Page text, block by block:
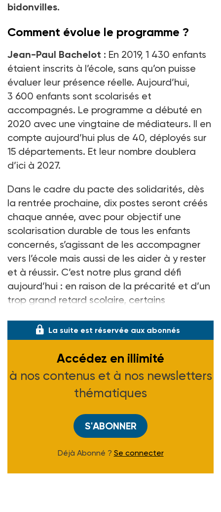
bidonvilles.
Comment évolue le programme ?
Jean-Paul Bachelot : En 2019, 1 430 enfants
étaient inscrits à l’école, sans qu’on puisse
évaluer leur présence réelle. Aujourd’hui,
3 600 enfants sont scolarisés et
accompagnés. Le programme a débuté en
2020 avec une vingtaine de médiateurs. Il en
compte aujourd’hui plus de 40, déployés sur
15 départements. Et leur nombre doublera
d’ici à 2027.
Dans le cadre du pacte des solidarités, dès
la rentrée prochaine, dix postes seront créés
chaque année, avec pour objectif une
scolarisation durable de tous les enfants
concernés, s’agissant de les accompagner
vers l’école mais aussi de les aider à y rester
et à réussir. C’est notre plus grand défi
aujourd’hui : en raison de la précarité et d’un
trop grand retard scolaire, certains
La suite est réservée aux abonnés
Accédez en illimité
à nos contenus et à nos newsletters
thématiques
S'ABONNER
Déjà Abonné ? Se connecter